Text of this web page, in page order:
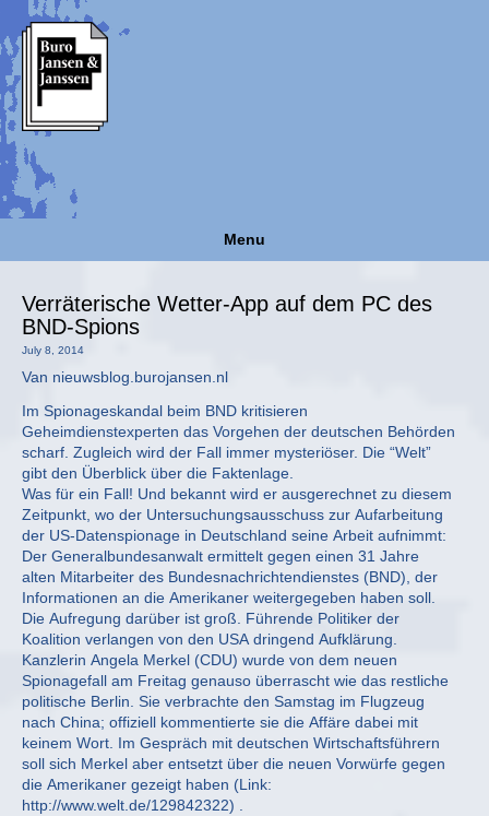
Menu
Verräterische Wetter-App auf dem PC des
BND-Spions
July 8, 2014
Van nieuwsblog.burojansen.nl
Im Spionageskandal beim BND kritisieren
Geheimdienstexperten das Vorgehen der deutschen Behörden
scharf. Zugleich wird der Fall immer mysteriöser. Die “Welt”
gibt den Überblick über die Faktenlage.
Was für ein Fall! Und bekannt wird er ausgerechnet zu diesem
Zeitpunkt, wo der Untersuchungsausschuss zur Aufarbeitung
der US-Datenspionage in Deutschland seine Arbeit aufnimmt:
Der Generalbundesanwalt ermittelt gegen einen 31 Jahre
alten Mitarbeiter des Bundesnachrichtendienstes (BND), der
Informationen an die Amerikaner weitergegeben haben soll.
Die Aufregung darüber ist groß. Führende Politiker der
Koalition verlangen von den USA dringend Aufklärung.
Kanzlerin Angela Merkel (CDU) wurde von dem neuen
Spionagefall am Freitag genauso überrascht wie das restliche
politische Berlin. Sie verbrachte den Samstag im Flugzeug
nach China; offiziell kommentierte sie die Affäre dabei mit
keinem Wort. Im Gespräch mit deutschen Wirtschaftsführern
soll sich Merkel aber entsetzt über die neuen Vorwürfe gegen
die Amerikaner gezeigt haben (Link:
http://www.welt.de/129842322) .